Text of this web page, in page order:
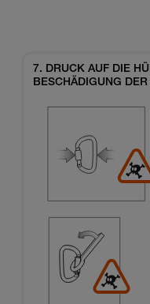
7. DRUCK AUF DIE
BESCHÄDIGUNG DER